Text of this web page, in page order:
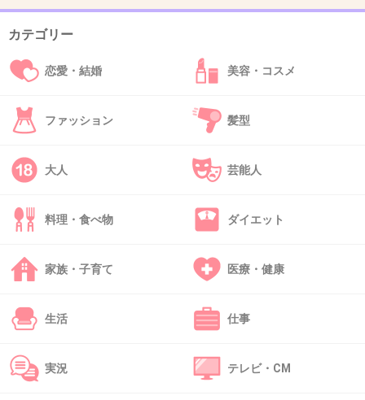
+12 -1
33. 匿名 2013/04/29(月) 20:08:34
いいとも！から消えて欲しい。
サクラにかわいいとか言わせてうっとうしい。
+24
34. 匿名
毎日、毎日…
+1
カテゴリー
恋愛・結婚 美容・コスメ
ファッション 髪型
大人 芸能人
料理・食べ物 ダイエット
家族・子育て 医療・健康
生活 仕事
実況 テレビ・CM